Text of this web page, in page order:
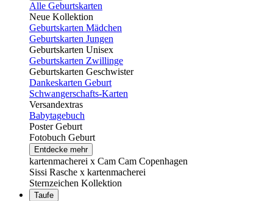
Alle Geburtskarten
Neue Kollektion
Geburtskarten Mädchen
Geburtskarten Jungen
Geburtskarten Unisex
Geburtskarten Zwillinge
Geburtskarten Geschwister
Dankeskarten Geburt
Schwangerschafts-Karten
Versandextras
Babytagebuch
Poster Geburt
Fotobuch Geburt
Entdecke mehr
kartenmacherei x Cam Cam Copenhagen
Sissi Rasche x kartenmacherei
Sternzeichen Kollektion
Taufe